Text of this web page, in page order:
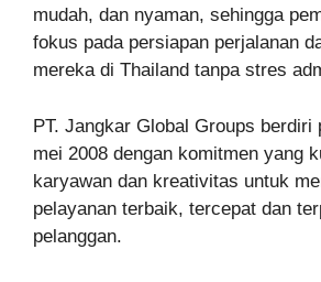
mudah, dan nyaman, sehingga
fokus pada persiapan perjalanan
mereka di Thailand tanpa stres
PT. Jangkar Global Groups berdiri
mei 2008 dengan komitmen yang
karyawan dan kreativitas untuk
pelayanan terbaik, tercepat dan
pelanggan.